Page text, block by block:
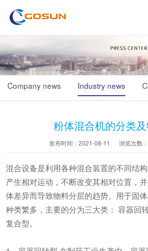
Company news Industry news
粉体混合机的分类
发布时间：2021-08-11 浏览次数：
混合设备是利用各种混合装置的不同结
产生相对运动，不断改变其相对位置，
体差异而导致物料分层的趋势。用于固
种类繁多，主要的分为三大类： 容器回
复合型。